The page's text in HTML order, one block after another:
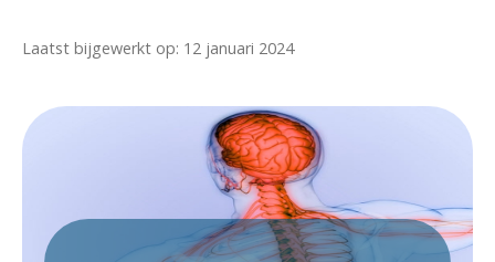
Laatst bijgewerkt op: 12 januari 2024